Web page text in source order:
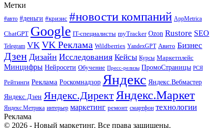
Метки
#авто #деньги #кризис #новости компаний AppMetrica
ChatGPT Google IT-специалисты myTracker Ozon Rustore SEO
Telegram VK VK Реклама Wildberries YandexGPT Авито Бизнес
Дзен Дизайн Исследования Кейсы Курсы Маркетплейс
Минцифры Нейросети Обучение Пресс-релизы ПромоСтраницы РСЯ
Рейтинги Реклама Роскомнадзор Яндекс Яндекс.Вебмастер
Яндекс.Дзен Яндекс.ДиректЯндекс.Маркет
Яндекс.Метрика интерьер маркетинг ремонт смартфон технологии
Реклама
© 2026 - Новый маркетинг. Все права защищены.